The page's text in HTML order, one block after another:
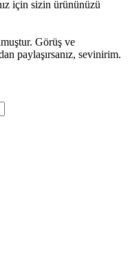
için sizin ürününüzü
Görüş ve
paylaşırsanız, sevinirim.